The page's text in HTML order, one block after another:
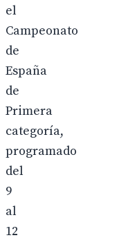
el
Campeonato
de
España
de
Primera
categoría,
programado
del
9
al
12